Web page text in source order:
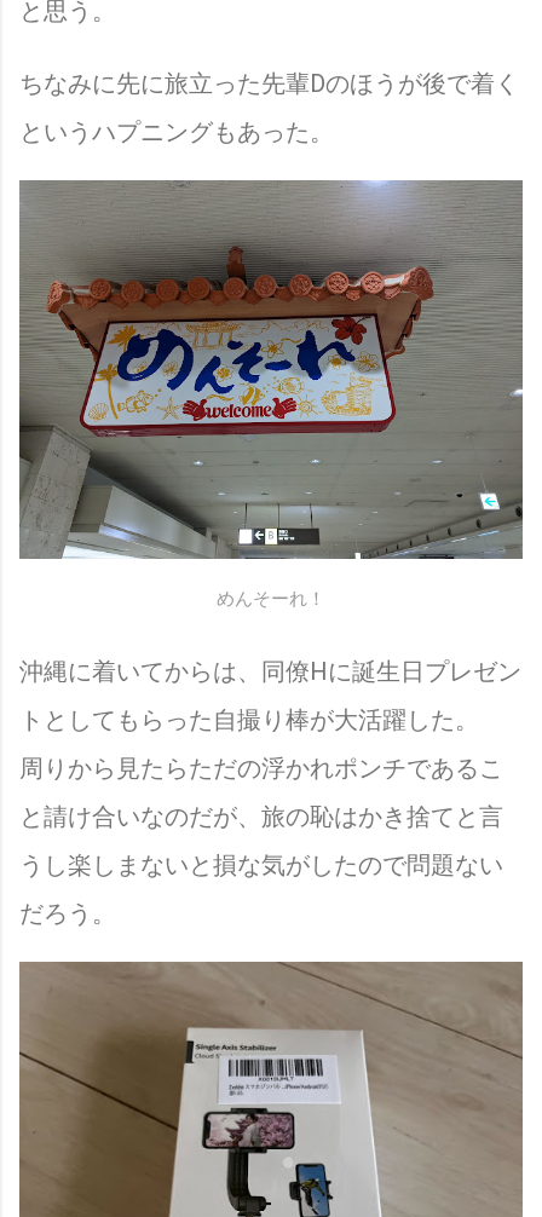
と思う。
ちなみに先に旅立った先輩Dのほうが後で着く
というハプニングもあった。
めんそーれ！
沖縄に着いてからは、同僚Hに誕生日プレゼン
トとしてもらった自撮り棒が大活躍した。
周りから見たらただの浮かれポンチであるこ
と請け合いなのだが、旅の恥はかき捨てと言
うし楽しまないと損な気がしたので問題ない
だろう。